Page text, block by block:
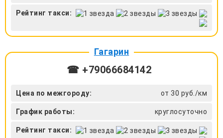
Рейтинг такси:
Гагарин
☎ +79066684142
Цена по межгороду: от 30 руб./км
График работы: круглосуточно
Рейтинг такси: